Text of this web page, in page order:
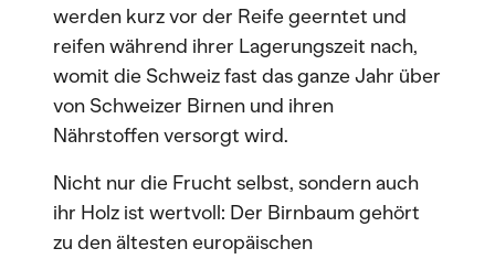
werden kurz vor der Reife geerntet und
reifen während ihrer Lagerungszeit nach,
womit die Schweiz fast das ganze Jahr über
von Schweizer Birnen und ihren
Nährstoffen versorgt wird.
Nicht nur die Frucht selbst, sondern auch
ihr Holz ist wertvoll: Der Birnbaum gehört
zu den ältesten europäischen